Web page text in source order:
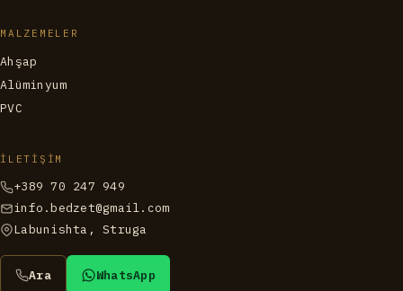
MALZEMELER
Ahşap
Alüminyum
PVC
İLETIŞIM
+389 70 247 949
info.bedzet@gmail.com
Labunishta, Struga
Ara WhatsApp